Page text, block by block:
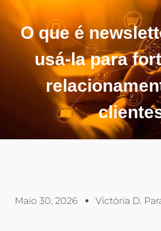
O que é
usá-la para
Maio 30, 2026 Victória D.